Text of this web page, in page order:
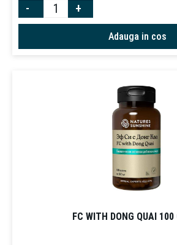
- +
Adauga in cos
FC WITH DONG QUAI